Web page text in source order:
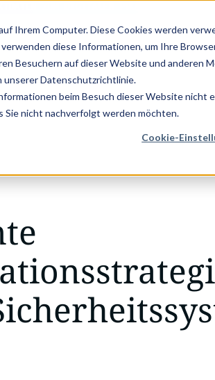
Ihrem Computer. Diese Cookies werden
diese Informationen, um Ihre
Besuchern auf dieser Website und anderen
unserer Datenschutzrichtlinie.
beim Besuch dieser Website nicht
Sie nicht nachverfolgt werden möchten.
Cookie-
ZUM DIGITALEN PRODUKTPASS -
Effiziente Informationsstrateg…